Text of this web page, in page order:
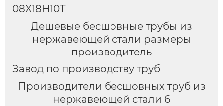
08X18H10T
Дешевые бесшовные трубы из
нержавеющей стали размеры
производитель
Завод по производству труб
Производители бесшовных труб из
нержавеющей стали 6